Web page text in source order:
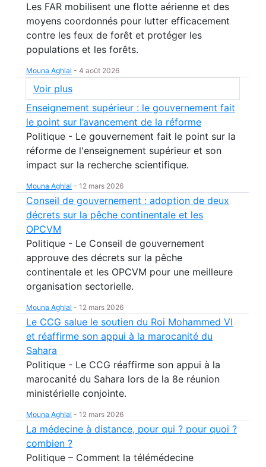
Les FAR mobilisent une flotte aérienne et des
moyens coordonnés pour lutter efficacement
contre les feux de forêt et protéger les
populations et les forêts.
Mouna Aghlal - 4 août 2026
Voir plus
Enseignement supérieur : le gouvernement fait
le point sur l’avancement de la réforme
Politique - Le gouvernement fait le point sur la
réforme de l'enseignement supérieur et son
impact sur la recherche scientifique.
Mouna Aghlal - 12 mars 2026
Conseil de gouvernement : adoption de deux
décrets sur la pêche continentale et les
OPCVM
Politique - Le Conseil de gouvernement
approuve des décrets sur la pêche
continentale et les OPCVM pour une meilleure
organisation sectorielle.
Mouna Aghlal - 12 mars 2026
Le CCG salue le soutien du Roi Mohammed VI
et réaffirme son appui à la marocanité du
Sahara
Politique - Le CCG réaffirme son appui à la
marocanité du Sahara lors de la 8e réunion
ministérielle conjointe.
Mouna Aghlal - 12 mars 2026
La médecine à distance, pour qui ? pour quoi ?
combien ?
Politique – Comment la télémédecine